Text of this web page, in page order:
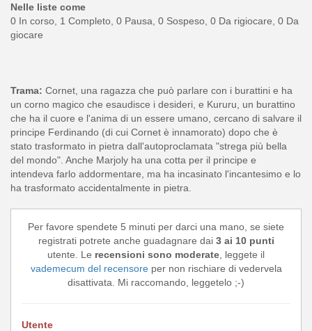
Nelle liste come
0 In corso, 1 Completo, 0 Pausa, 0 Sospeso, 0 Da rigiocare, 0 Da
giocare
Trama: Cornet, una ragazza che può parlare con i burattini e ha
un corno magico che esaudisce i desideri, e Kururu, un burattino
che ha il cuore e l'anima di un essere umano, cercano di salvare il
principe Ferdinando (di cui Cornet è innamorato) dopo che è
stato trasformato in pietra dall'autoproclamata "strega più bella
del mondo". Anche Marjoly ha una cotta per il principe e
intendeva farlo addormentare, ma ha incasinato l'incantesimo e lo
ha trasformato accidentalmente in pietra.
Per favore spendete 5 minuti per darci una mano, se siete
registrati potrete anche guadagnare dai 3 ai 10 punti
utente. Le recensioni sono moderate , leggete il
vademecum del recensoreper non rischiare di vedervela
disattivata. Mi raccomando, leggetelo ;-)
Utente